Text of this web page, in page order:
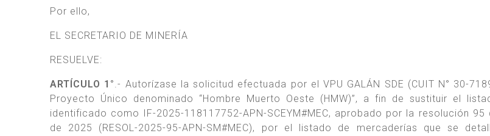
Por ello,
EL SECRETARIO DE MINERÍA
RESUELVE:
ARTÍCULO 1°.- Autorízase la solicitud efectuada por el VPU GALÁN SDE (CUIT N° 30-
Proyecto Único denominado “Hombre Muerto Oeste (HMW)”, a fin de sustituir el
identificado como IF-2025-118117752-APN-SCEYM#MEC, aprobado por la resolución
de 2025 (RESOL-2025-95-APN-SM#MEC), por el listado de mercaderías que se